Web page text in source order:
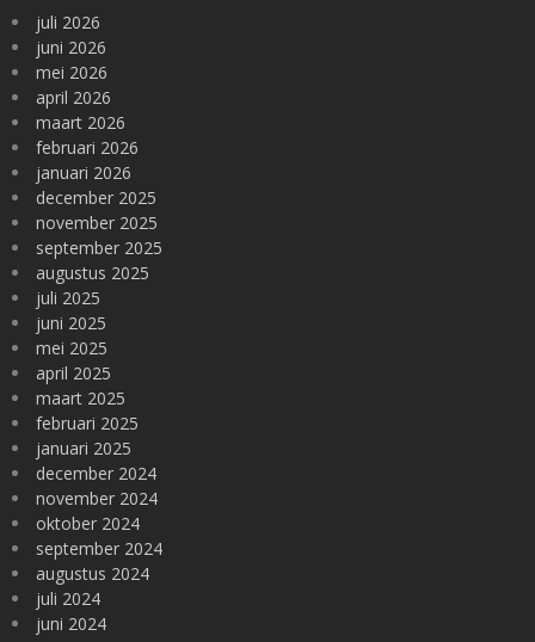
juli 2026
juni 2026
mei 2026
april 2026
maart 2026
februari 2026
januari 2026
december 2025
november 2025
september 2025
augustus 2025
juli 2025
juni 2025
mei 2025
april 2025
maart 2025
februari 2025
januari 2025
december 2024
november 2024
oktober 2024
september 2024
augustus 2024
juli 2024
juni 2024